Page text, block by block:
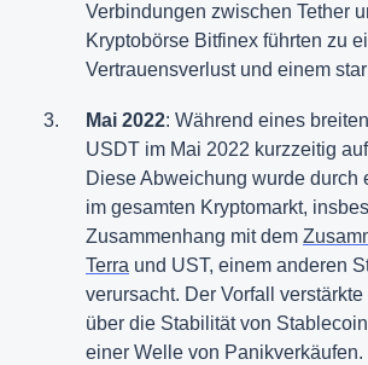
Verbindungen zwischen Tether
Kryptobörse Bitfinex führten zu
Vertrauensverlust und einem
Mai 2022: Während eines
USDT im Mai 2022 kurzzeitig
Diese Abweichung wurde durch
im gesamten Kryptomarkt,
Zusammenhang mit dem
Terra und UST, einem anderen
verursacht. Der Vorfall
über die Stabilität von
einer Welle von Panikverkäufen​.